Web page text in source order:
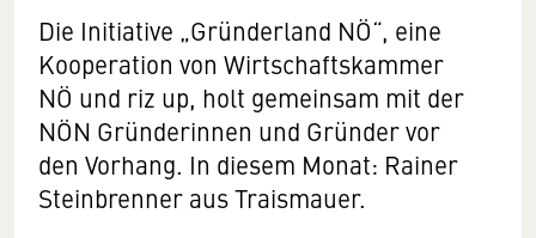
Die Initiative „Gründerland NÖ“, eine
Kooperation von Wirtschaftskammer
NÖ und riz up, holt gemeinsam mit der
NÖN Gründerinnen und Gründer vor
den Vorhang. In diesem Monat: Rainer
Steinbrenner aus Traismauer.